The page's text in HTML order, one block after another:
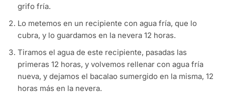
grifo fría.
Lo metemos en un recipiente con agua fría, que lo
cubra, y lo guardamos en la nevera 12 horas.
Tiramos el agua de este recipiente, pasadas las
primeras 12 horas, y volvemos rellenar con agua fría
nueva, y dejamos el bacalao sumergido en la misma, 12
horas más en la nevera.